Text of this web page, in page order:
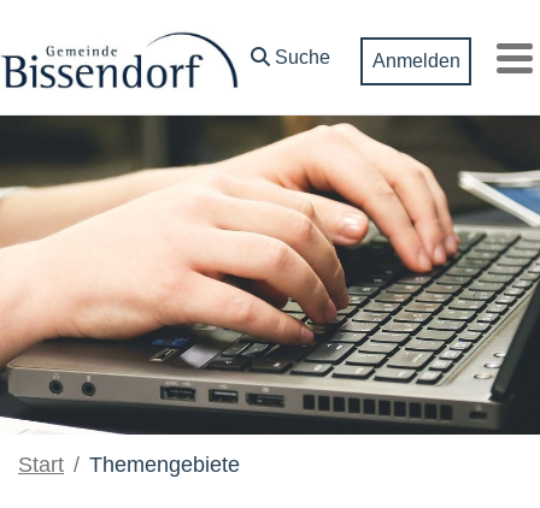
Suche Anmelden
Start Themengebiete